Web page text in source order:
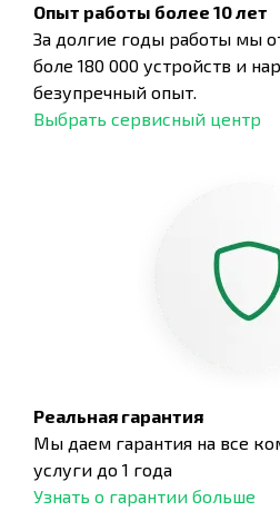
Опыт работы более 10 лет
За долгие годы работы мы
боле 180 000 устройств и
безупречный опыт.
Выбрать сервисный центр
Реальная гарантия
Мы даем гарантия на все
услуги до 1 года
Узнать о гарантии больше